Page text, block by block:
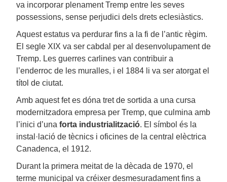
va incorporar plenament Tremp entre les seves
possessions, sense perjudici dels drets eclesiàstics.
Aquest estatus va perdurar fins a la fi de l’antic règim.
El segle XIX va ser cabdal per al desenvolupament de
Tremp. Les guerres carlines van contribuir a
l’enderroc de les muralles, i el 1884 li va ser atorgat el
títol de ciutat.
Amb aquest fet es dóna tret de sortida a una cursa
modernitzadora empresa per Tremp, que culmina amb
l’inici d’una forta industrialització. El símbol és la
instal·lació de tècnics i oficines de la central elèctrica
Canadenca, el 1912.
Durant la primera meitat de la dècada de 1970, el
terme municipal va créixer desmesuradament fins a